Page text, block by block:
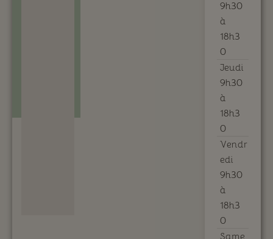
9h30
à
18h3
0
Jeudi
9h30
à
18h3
0
Vendr
edi
9h30
à
18h3
0